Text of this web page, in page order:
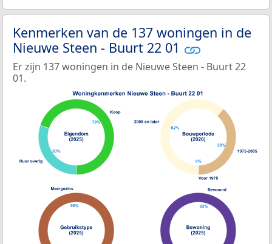
Kenmerken van de 137 woningen in de
Nieuwe Steen - Buurt 22 01
Er zijn 137 woningen in de Nieuwe Steen - Buurt 22
01.